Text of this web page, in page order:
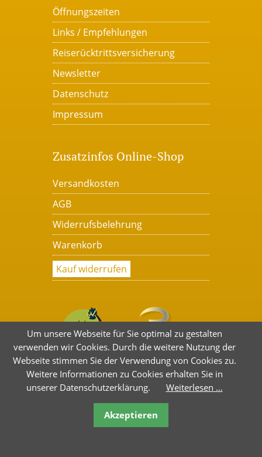
Öffnungszeiten
Links / Empfehlungen
Reiserücktrittsversicherung
Newsletter
Datenschutz
Impressum
Zusatzinfos Online-Shop
Versandkosten
AGB
Widerrufsbelehrung
Warenkorb
Kauf widerrufen
Um unsere Webseite für Sie optimal zu gestalten
verwenden wir Cookies. Durch die weitere Nutzung der
Webseite stimmen Sie der Verwendung von Cookies zu.
Weitere Informationen zu Cookies erhalten Sie in
unserer Datenschutzerklärung.
Weiterlesen …
Akzeptieren